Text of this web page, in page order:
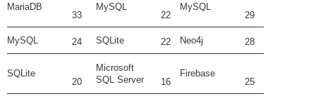
MariaDB
33
MySQL
22
MySQL
29
MySQL 24 SQLite 22 Neo4j 28
SQLite
20
Microsoft
SQL Server
16
Firebase
25